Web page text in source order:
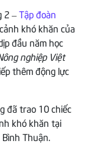
2 –Tập đoàn
khó khăn của
đầu năm học
nghiệp Việt
thêm động lực
đã trao 10 chiếc
khó khăn tại
Thuận.